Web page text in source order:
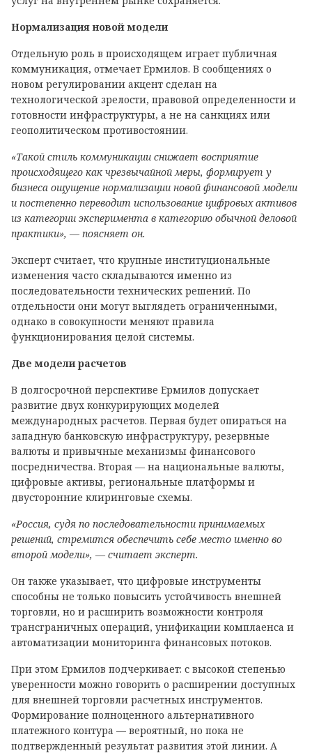
Нормализация новой модели
Отдельную роль в происходящем играет публичная
коммуникация, отмечает Ермилов. В сообщениях о
новом регулировании акцент сделан на
технологической зрелости, правовой определенности и
готовности инфраструктуры, а не на санкциях или
геополитическом противостоянии.
«Такой стиль коммуникации снижает восприятие
происходящего как чрезвычайной меры, формирует у
бизнеса ощущение нормализации новой финансовой модели
и постепенно переводит использование цифровых активов
из категории эксперимента в категорию обычной деловой
практики», — поясняет он.
Эксперт считает, что крупные институциональные
изменения часто складываются именно из
последовательности технических решений. По
отдельности они могут выглядеть ограниченными,
однако в совокупности меняют правила
функционирования целой системы.
Две модели расчетов
В долгосрочной перспективе Ермилов допускает
развитие двух конкурирующих моделей
международных расчетов. Первая будет опираться на
западную банковскую инфраструктуру, резервные
валюты и привычные механизмы финансового
посредничества. Вторая — на национальные валюты,
цифровые активы, региональные платформы и
двусторонние клиринговые схемы.
«Россия, судя по последовательности принимаемых
решений, стремится обеспечить себе место именно во
второй модели», — считает эксперт.
Он также указывает, что цифровые инструменты
способны не только повысить устойчивость внешней
торговли, но и расширить возможности контроля
трансграничных операций, унификации комплаенса и
автоматизации мониторинга финансовых потоков.
При этом Ермилов подчеркивает: с высокой степенью
уверенности можно говорить о расширении доступных
для внешней торговли расчетных инструментов.
Формирование полноценного альтернативного
платежного контура — вероятный, но пока не
подтвержденный результат развития этой линии. А